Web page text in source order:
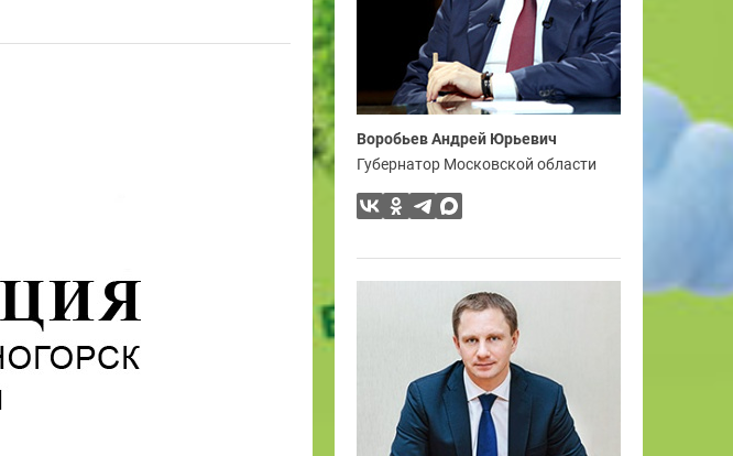
Воробьев Андрей Юрьевич
Губернатор Московской области